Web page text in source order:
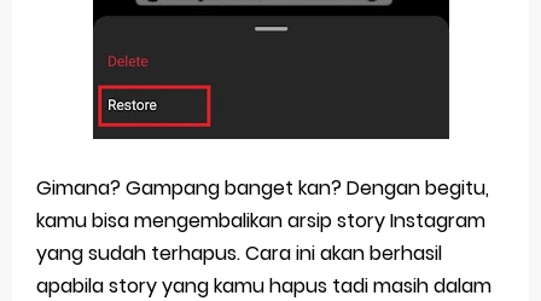
Gimana? Gampang banget kan? Dengan begitu,
kamu bisa mengembalikan arsip story Instagram
yang sudah terhapus. Cara ini akan berhasil
apabila story yang kamu hapus tadi masih dalam